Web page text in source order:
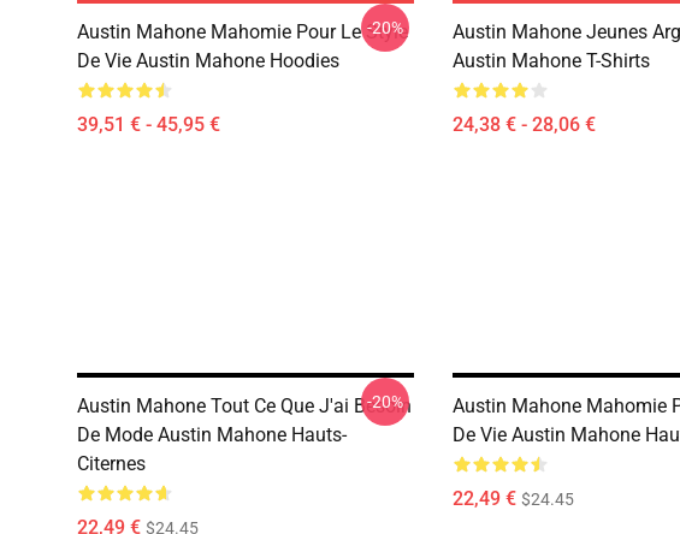
Austin Mahone Mahomie Pour Le Style
De Vie Austin Mahone Hoodies
39,51 € - 45,95 €
-20%
Austin Mahone Jeunes
Austin Mahone T-Shirts
24,38 € - 28,06 €
Austin Mahone Tout Ce Que J'ai Besoin
De Mode Austin Mahone Hauts-
Citernes
22,49 € $24.45
-20%
Austin Mahone Mahomie
De Vie Austin Mahone
22,49 € $24.45